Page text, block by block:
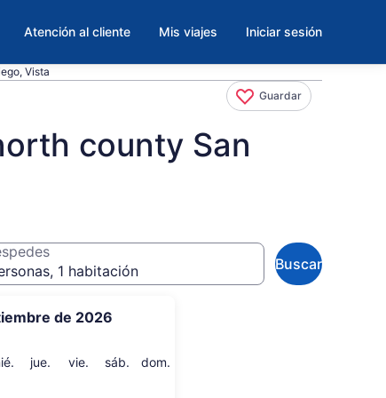
Atención al cliente Mis viajes Iniciar sesión
Vista
Guardar
county San
de 2026
miércoles
jue. jueves
vie. viernes
sáb. sábado
dom.
1 habitación
Buscar